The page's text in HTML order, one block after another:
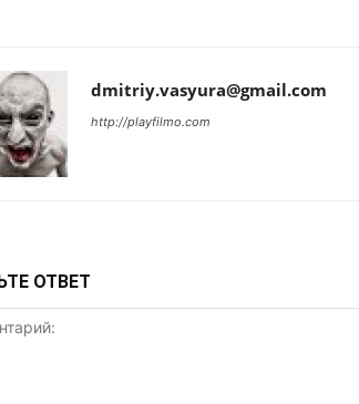
dmitriy.vasyura@gmail.com
http://playfilmo.com
ОТВЕТ